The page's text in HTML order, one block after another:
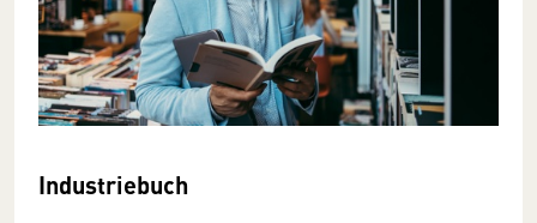
Industriebuch